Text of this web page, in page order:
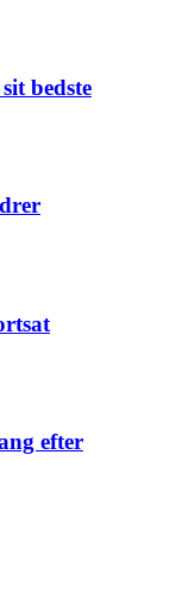
bedste
efter